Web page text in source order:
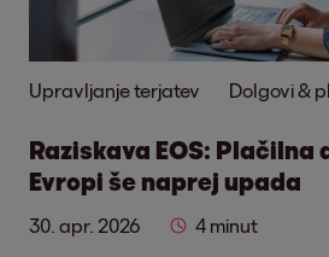
Upravljanje terjatev Dolgovi &
Raziskava EOS: Plačilna
Evropi še naprej upada
30. apr. 2026 4 minut